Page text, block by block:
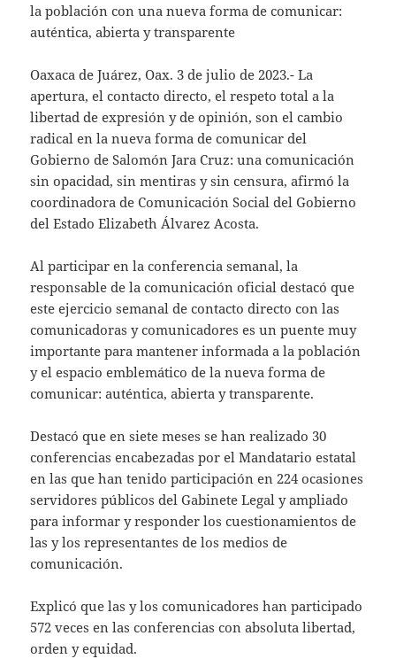
la población con una nueva forma de comunicar:
auténtica, abierta y transparente
Oaxaca de Juárez, Oax. 3 de julio de 2023.- La
apertura, el contacto directo, el respeto total a la
libertad de expresión y de opinión, son el cambio
radical en la nueva forma de comunicar del
Gobierno de Salomón Jara Cruz: una comunicación
sin opacidad, sin mentiras y sin censura, afirmó la
coordinadora de Comunicación Social del Gobierno
del Estado Elizabeth Álvarez Acosta.
Al participar en la conferencia semanal, la
responsable de la comunicación oficial destacó que
este ejercicio semanal de contacto directo con las
comunicadoras y comunicadores es un puente muy
importante para mantener informada a la población
y el espacio emblemático de la nueva forma de
comunicar: auténtica, abierta y transparente.
Destacó que en siete meses se han realizado 30
conferencias encabezadas por el Mandatario estatal
en las que han tenido participación en 224 ocasiones
servidores públicos del Gabinete Legal y ampliado
para informar y responder los cuestionamientos de
las y los representantes de los medios de
comunicación.
Explicó que las y los comunicadores han participado
572 veces en las conferencias con absoluta libertad,
orden y equidad.